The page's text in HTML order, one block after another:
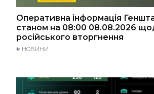
Оперативна інформація
станом на 08:00 08.08.2026
російського вторгнення
# НОВИНИ